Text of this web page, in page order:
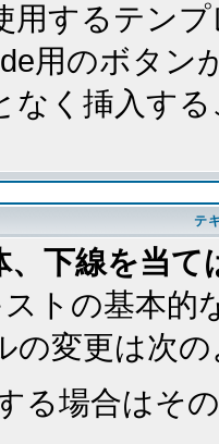
用するテン
用のボタン
なく挿入す
テ
、下線を当て
トの基本
の変更は次
る場合はそ